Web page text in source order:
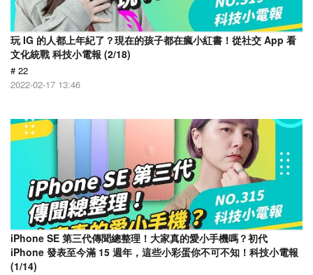
玩 IG 的人都上年紀了？現在的孩子都在瘋小紅書！從社交 App 看
文化統戰 科技小電報 (2/18)
# 22
2022-02-17 13:46
iPhone SE 第三代傳聞總整理！大家真的愛小手機嗎？初代
iPhone 發表至今滿 15 週年，這些小彩蛋你不可不知！科技小電報
(1/14)